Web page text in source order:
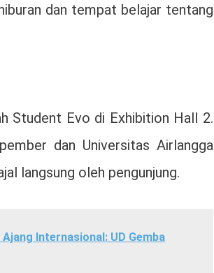
dan tempat belajar tentang
Student Evo di Exhibition Hall 2.
dan Universitas Airlangga
langsung oleh pengunjung.
Internasional: UD Gemba